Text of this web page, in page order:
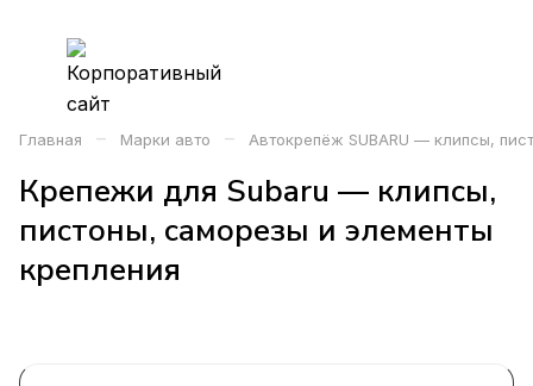
Главная – Марки авто – Автокрепёж SUBARU — клипсы,
Крепежи для Subaru — клипсы,
пистоны, саморезы и элементы
крепления